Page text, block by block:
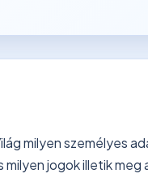
milyen személyes
milyen jogok illetik